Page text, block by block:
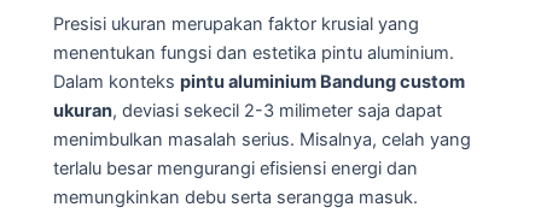
Presisi ukuran merupakan faktor krusial yang
menentukan fungsi dan estetika pintu aluminium.
Dalam konteks pintu aluminium Bandung custom
ukuran, deviasi sekecil 2-3 milimeter saja dapat
menimbulkan masalah serius. Misalnya, celah yang
terlalu besar mengurangi efisiensi energi dan
memungkinkan debu serta serangga masuk.